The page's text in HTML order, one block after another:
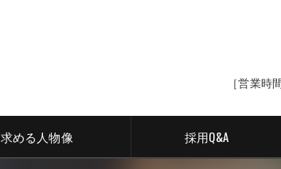
［営業
求める人物像 採用Q&A